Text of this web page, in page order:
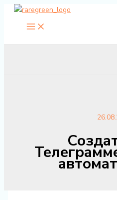
Перейти
содержимому